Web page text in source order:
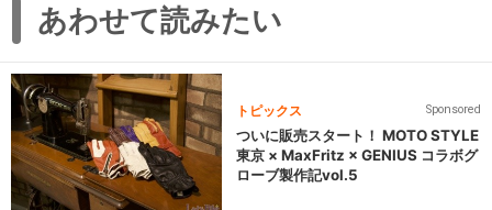
あわせて読みたい
トピックス Sponsored
ついに販売スタート！ MOTO STYLE
東京 × MaxFritz × GENIUS コラボグ
ローブ製作記vol.5